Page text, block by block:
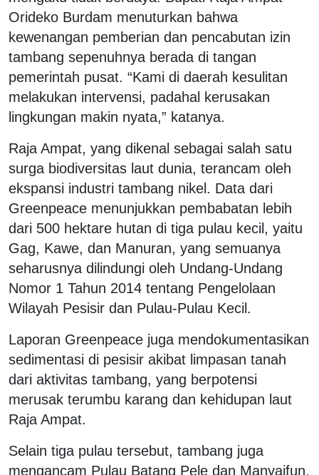
Orideko Burdam menuturkan bahwa
kewenangan pemberian dan pencabutan izin
tambang sepenuhnya berada di tangan
pemerintah pusat. “Kami di daerah kesulitan
melakukan intervensi, padahal kerusakan
lingkungan makin nyata,” katanya.
Raja Ampat, yang dikenal sebagai salah satu
surga biodiversitas laut dunia, terancam oleh
ekspansi industri tambang nikel. Data dari
Greenpeace menunjukkan pembabatan lebih
dari 500 hektare hutan di tiga pulau kecil, yaitu
Gag, Kawe, dan Manuran, yang semuanya
seharusnya dilindungi oleh Undang-Undang
Nomor 1 Tahun 2014 tentang Pengelolaan
Wilayah Pesisir dan Pulau-Pulau Kecil.
Laporan Greenpeace juga mendokumentasikan
sedimentasi di pesisir akibat limpasan tanah
dari aktivitas tambang, yang berpotensi
merusak terumbu karang dan kehidupan laut
Raja Ampat.
Selain tiga pulau tersebut, tambang juga
mengancam Pulau Batang Pele dan Manyaifun,